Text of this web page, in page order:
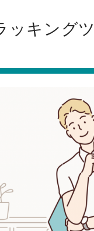
ッキング